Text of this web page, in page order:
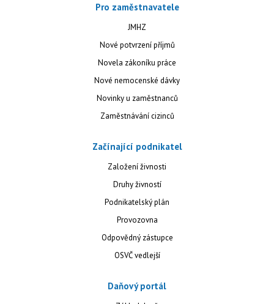
Pro zaměstnavatele
JMHZ
Nové potvrzení příjmů
Novela zákoníku práce
Nové nemocenské dávky
Novinky u zaměstnanců
Zaměstnávání cizinců
Začínající podnikatel
Založení živnosti
Druhy živností
Podnikatelský plán
Provozovna
Odpovědný zástupce
OSVČ vedlejší
Daňový portál